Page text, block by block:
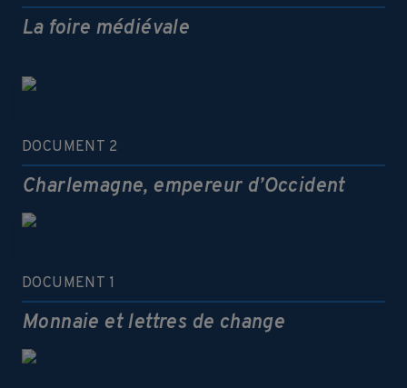
La foire médiévale
DOCUMENT 2
Charlemagne, empereur d’Occident
DOCUMENT 1
Monnaie et lettres de change